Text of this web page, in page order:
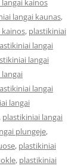
kainos
langai kaunas,
kainos, plastikiniai
langai
langai
langai
langai
, plastikiniai langai
plungeje,
, plastikiniai
, plastikiniai